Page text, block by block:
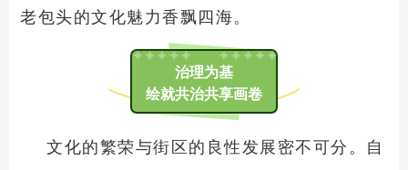
老包头的文化魅力香飘四海。
治理为基
绘就共治共享画卷
文化的繁荣与街区的良性发展密不可分。自